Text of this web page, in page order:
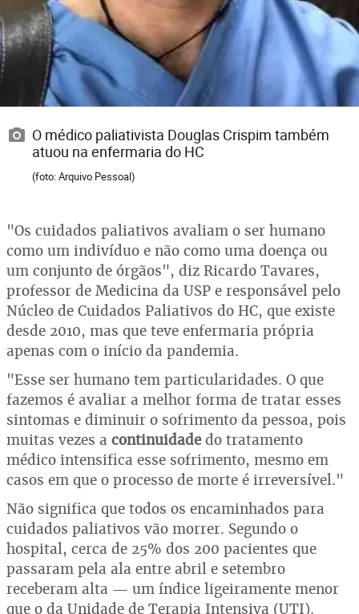
O médico paliativista Douglas Crispim também
atuou na enfermaria do HC
(foto: Arquivo Pessoal)
"Os cuidados paliativos avaliam o ser humano
como um indivíduo e não como uma doença ou
um conjunto de órgãos", diz Ricardo Tavares,
professor de Medicina da USP e responsável pelo
Núcleo de Cuidados Paliativos do HC, que existe
desde 2010, mas que teve enfermaria própria
apenas com o início da pandemia.
"Esse ser humano tem particularidades. O que
fazemos é avaliar a melhor forma de tratar esses
sintomas e diminuir o sofrimento da pessoa, pois
muitas vezes a continuidadedo tratamento
médico intensifica esse sofrimento, mesmo em
casos em que o processo de morte é irreversível."
Não significa que todos os encaminhados para
cuidados paliativos vão morrer. Segundo o
hospital, cerca de 25% dos 200 pacientes que
passaram pela ala entre abril e setembro
receberam alta — um índice ligeiramente menor
que o da Unidade de Terapia Intensiva (UTI).